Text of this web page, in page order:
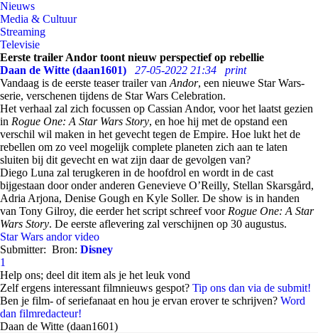
Nieuws
Media & Cultuur
Streaming
Televisie
Eerste trailer Andor toont nieuw perspectief op rebellie
Daan de Witte (daan1601)
27-05-2022 21:34
print
Vandaag is de eerste teaser trailer van Andor, een nieuwe Star Wars-
serie, verschenen tijdens de Star Wars Celebration.
Het verhaal zal zich focussen op Cassian Andor, voor het laatst gezien
in Rogue One: A Star Wars Story, en hoe hij met de opstand een
verschil wil maken in het gevecht tegen de Empire. Hoe lukt het de
rebellen om zo veel mogelijk complete planeten zich aan te laten
sluiten bij dit gevecht en wat zijn daar de gevolgen van?
Diego Luna zal terugkeren in de hoofdrol en wordt in de cast
bijgestaan door onder anderen Genevieve O’Reilly, Stellan Skarsgård,
Adria Arjona, Denise Gough en Kyle Soller. De show is in handen
van Tony Gilroy, die eerder het script schreef voor Rogue One: A Star
Wars Story. De eerste aflevering zal verschijnen op 30 augustus.
Star Wars andor video
Submitter: Bron: Disney
1
Help ons; deel dit item als je het leuk vond
Zelf ergens interessant filmnieuws gespot? Tip ons dan via de submit!
Ben je film- of seriefanaat en hou je ervan erover te schrijven? Word
dan filmredacteur!
Daan de Witte (daan1601)